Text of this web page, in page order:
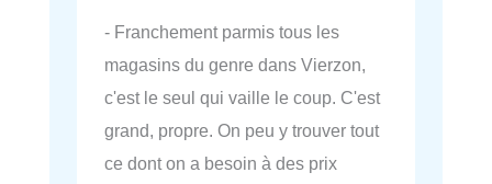
- Franchement parmis tous les
magasins du genre dans Vierzon,
c'est le seul qui vaille le coup. C'est
grand, propre. On peu y trouver tout
ce dont on a besoin à des prix